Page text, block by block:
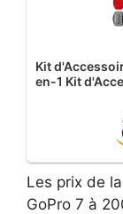
Kit
en-1 Kit
Les prix de
GoPro 7 à